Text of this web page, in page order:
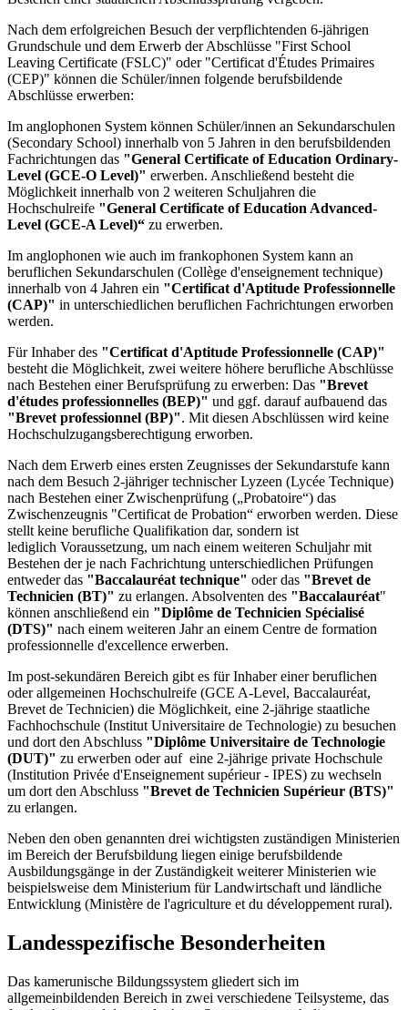
Nach dem erfolgreichen Besuch der verpflichtenden 6-jährigen
Grundschule und dem Erwerb der Abschlüsse "First School
Leaving Certificate (FSLC)" oder "Certificat d'Études Primaires
(CEP)" können die Schüler/innen folgende berufsbildende
Abschlüsse erwerben:
Im anglophonen System können Schüler/innen an Sekundarschulen
(Secondary School) innerhalb von 5 Jahren in den berufsbildenden
Fachrichtungen das "General Certificate of Education Ordinary-
Level (GCE-O Level)" erwerben. Anschließend besteht die
Möglichkeit innerhalb von 2 weiteren Schuljahren die
Hochschulreife "General Certificate of Education Advanced-
Level (GCE-A Level)“ zu erwerben.
Im anglophonen wie auch im frankophonen System kann an
beruflichen Sekundarschulen (Collège d'enseignement technique)
innerhalb von 4 Jahren ein "Certificat d'Aptitude Professionnelle
(CAP)" in unterschiedlichen beruflichen Fachrichtungen erworben
werden.
Für Inhaber des "Certificat d'Aptitude Professionnelle (CAP)"
besteht die Möglichkeit, zwei weitere höhere berufliche Abschlüsse
nach Bestehen einer Berufsprüfung zu erwerben: Das "Brevet
d'études professionnelles (BEP)" und ggf. darauf aufbauend das
"Brevet professionnel (BP)". Mit diesen Abschlüssen wird keine
Hochschulzugangsberechtigung erworben.
Nach dem Erwerb eines ersten Zeugnisses der Sekundarstufe kann
nach dem Besuch 2-jähriger technischer Lyzeen (Lycée Technique)
nach Bestehen einer Zwischenprüfung („Probatoire“) das
Zwischenzeugnis "Certificat de Probation“ erworben werden. Diese
stellt keine berufliche Qualifikation dar, sondern ist
lediglich Voraussetzung, um nach einem weiteren Schuljahr mit
Bestehen der je nach Fachrichtung unterschiedlichen Prüfungen
entweder das "Baccalauréat technique" oder das "Brevet de
Technicien (BT)" zu erlangen. Absolventen des "Baccalauréat"
können anschließend ein "Diplôme de Technicien Spécialisé
(DTS)" nach einem weiteren Jahr an einem Centre de formation
professionnelle d'excellence erwerben.
Im post-sekundären Bereich gibt es für Inhaber einer beruflichen
oder allgemeinen Hochschulreife (GCE A-Level, Baccalauréat,
Brevet de Technicien) die Möglichkeit, eine 2-jährige staatliche
Fachhochschule (Institut Universitaire de Technologie) zu besuchen
und dort den Abschluss "Diplôme Universitaire de Technologie
(DUT)" zu erwerben oder auf eine 2-jährige private Hochschule
(Institution Privée d'Enseignement supérieur - IPES) zu wechseln
um dort den Abschluss "Brevet de Technicien Supérieur (BTS)"
zu erlangen.
Neben den oben genannten drei wichtigsten zuständigen Ministerien
im Bereich der Berufsbildung liegen einige berufsbildende
Ausbildungsgänge in der Zuständigkeit weiterer Ministerien wie
beispielsweise dem Ministerium für Landwirtschaft und ländliche
Entwicklung (Ministère de l'agriculture et du développement rural).
Landesspezifische Besonderheiten
Das kamerunische Bildungssystem gliedert sich im
allgemeinbildenden Bereich in zwei verschiedene Teilsysteme, das